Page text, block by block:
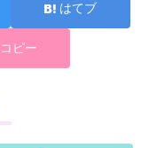
はてブ
コピー